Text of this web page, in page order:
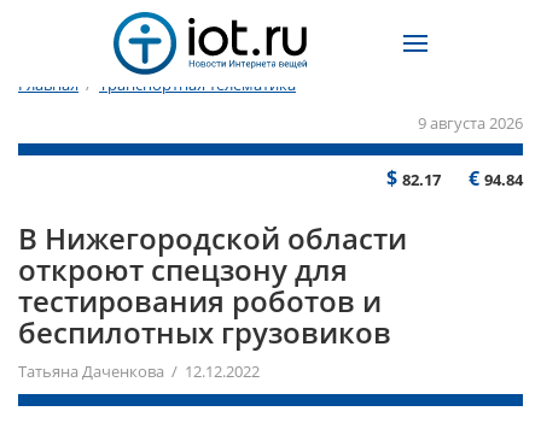
Главная /
Транспортная телематика
9 августа 2026
$ 82.17 € 94.84
В Нижегородской области
откроют спецзону для
тестирования роботов и
беспилотных грузовиков
Татьяна Даченкова / 12.12.2022